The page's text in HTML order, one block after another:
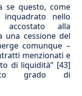
se questo, come
inquadrato nello
alla
una cessione del
comunque –
menzionati e
di liquidità” [43]
grado di